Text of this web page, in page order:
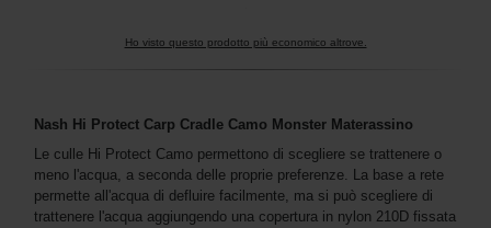
Ho visto questo prodotto più economico altrove.
Nash Hi Protect Carp Cradle Camo Monster Materassino
Le culle Hi Protect Camo permettono di scegliere se trattenere o
meno l'acqua, a seconda delle proprie preferenze. La base a rete
permette all'acqua di defluire facilmente, ma si può scegliere di
trattenere l'acqua aggiungendo una copertura in nylon 210D fissata